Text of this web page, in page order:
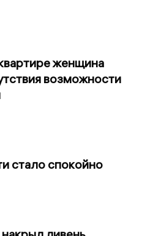
женщина
возможности
стало спокойно